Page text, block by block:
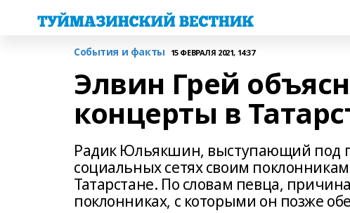
События и факты 15 ФЕВРАЛЯ 2021, 14:37
Элвин Грей
концерты в
Радик Юльякшин, выступающий под
социальных сетях своим
Татарстане. По словам певца,
поклонниках, с которыми он позже